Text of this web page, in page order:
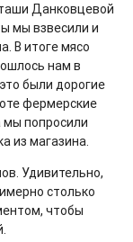
Данковцевой
мы взвесили и
В итоге мясо
нам в
были дорогие
фермерские
мы попросили
из магазина.
Удивительно,
столько
чтобы